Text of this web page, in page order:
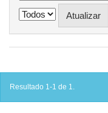
Resultado 1-1 de 1.